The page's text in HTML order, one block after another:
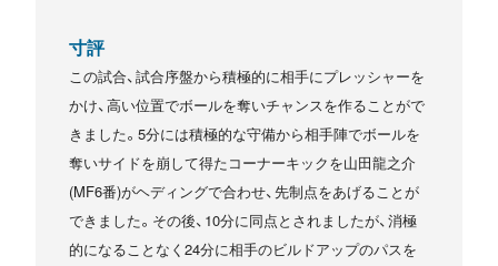
寸評
この試合、試合序盤から積極的に相手にプレッシャーを
かけ、高い位置でボールを奪いチャンスを作ることがで
きました。5分には積極的な守備から相手陣でボールを
奪いサイドを崩して得たコーナーキックを山田龍之介
(MF6番)がヘディングで合わせ、先制点をあげることが
できました。その後、10分に同点とされましたが、消極
的になることなく24分に相手のビルドアップのパスを